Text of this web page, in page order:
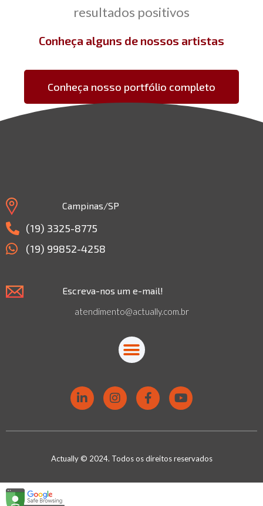
resultados positivos
Conheça alguns de nossos artistas
Conheça nosso portfólio completo
Campinas/SP
(19) 3325-8775
(19) 99852-4258
Escreva-nos um e-mail!
atendimento@actually.com.br
Actually © 2024. Todos os direitos reservados